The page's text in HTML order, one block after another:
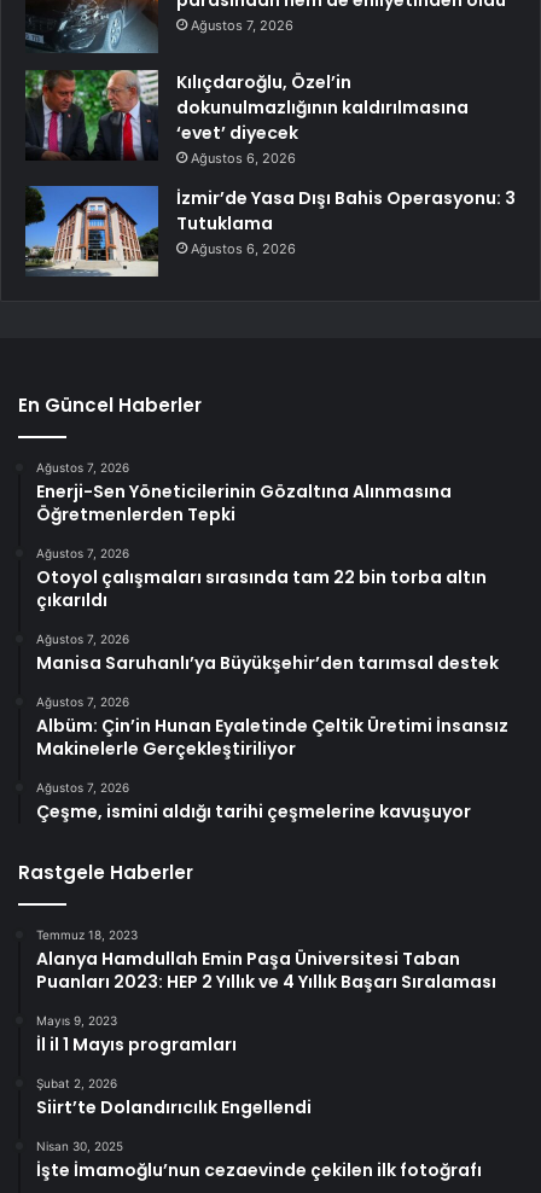
Ağustos 7, 2026
Kılıçdaroğlu, Özel’in
dokunulmazlığının kaldırılmasına
‘evet’ diyecek
Ağustos 6, 2026
İzmir’de Yasa Dışı Bahis Operasyonu: 3
Tutuklama
Ağustos 6, 2026
En Güncel Haberler
Ağustos 7, 2026
Enerji-Sen Yöneticilerinin Gözaltına Alınmasına
Öğretmenlerden Tepki
Ağustos 7, 2026
Otoyol çalışmaları sırasında tam 22 bin torba altın
çıkarıldı
Ağustos 7, 2026
Manisa Saruhanlı’ya Büyükşehir’den tarımsal destek
Ağustos 7, 2026
Albüm: Çin’in Hunan Eyaletinde Çeltik Üretimi İnsansız
Makinelerle Gerçekleştiriliyor
Ağustos 7, 2026
Çeşme, ismini aldığı tarihi çeşmelerine kavuşuyor
Rastgele Haberler
Temmuz 18, 2023
Alanya Hamdullah Emin Paşa Üniversitesi Taban
Puanları 2023: HEP 2 Yıllık ve 4 Yıllık Başarı Sıralaması
Mayıs 9, 2023
İl il 1 Mayıs programları
Şubat 2, 2026
Siirt’te Dolandırıcılık Engellendi
Nisan 30, 2025
İşte İmamoğlu’nun cezaevinde çekilen ilk fotoğrafı